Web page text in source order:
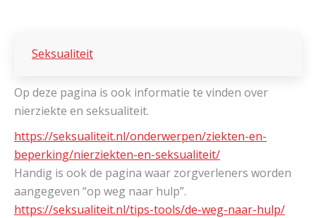
Seksualiteit
Op deze pagina is ook informatie te vinden over
nierziekte en seksualiteit.
https://seksualiteit.nl/onderwerpen/ziekten-en-
beperking/nierziekten-en-seksualiteit/
Handig is ook de pagina waar zorgverleners worden
aangegeven “op weg naar hulp”.
https://seksualiteit.nl/tips-tools/de-weg-naar-hulp/